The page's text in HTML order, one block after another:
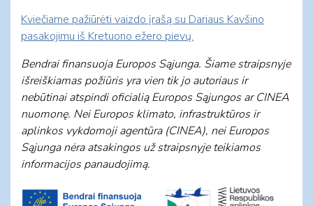
Kviečiame pažiūrėti vaizdo įrašą su Dariaus Kavšino
pasakojimu iš Kretuono ežero pievų.
Bendrai finansuoja Europos Sąjunga. Šiame straipsnyje
išreiškiamas požiūris yra vien tik jo autoriaus ir
nebūtinai atspindi oficialią Europos Sąjungos ar CINEA
nuomonę. Nei Europos klimato, infrastruktūros ir
aplinkos vykdomoji agentūra (CINEA), nei Europos
Sąjunga nėra atsakingos už straipsnyje teikiamos
informacijos panaudojimą.